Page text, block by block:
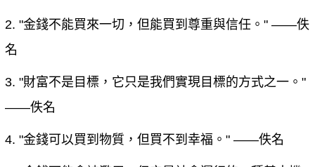
2. "金錢不能買來一切，但能買到尊重與信任。" ——佚
名
3. "財富不是目標，它只是我們實現目標的方式之一。"
——佚名
4. "金錢可以買到物質，但買不到幸福。" ——佚名